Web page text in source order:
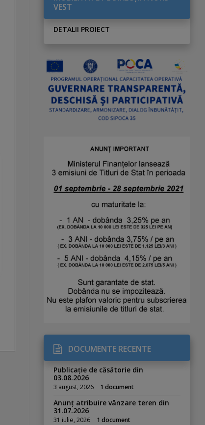
VEST
DETALII PROIECT
DOCUMENTE RECENTE
Publicație de căsătorie din
03.08.2026
3 august, 2026 1 document
Anunț atribuire vânzare teren din
31.07.2026
31 iulie, 2026 1 document